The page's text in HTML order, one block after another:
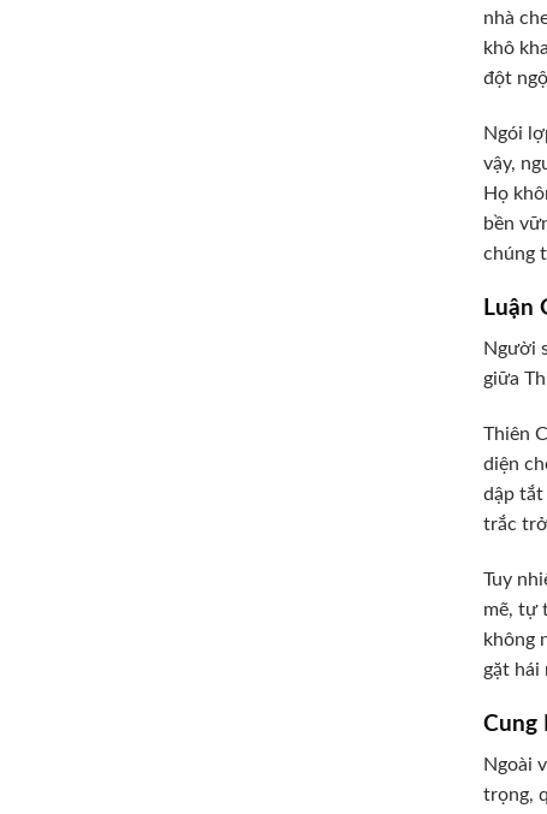
nhà
khô
đột
Ngói
vậy,
Họ
bền
chúng
Luận
Người
giữa
Thiên
diện
dập tắt
trắc
Tuy
mẽ, tự
không
gặt hái
Cung
Ngoài
trọng,